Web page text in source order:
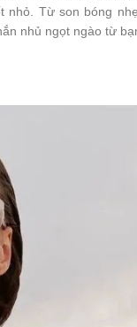
Từ son bóng
nhủ ngọt ngào từ